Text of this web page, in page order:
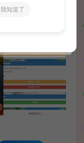
我知道了